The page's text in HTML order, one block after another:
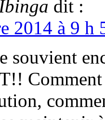
dit :
2014 à 9
souvient
Comment